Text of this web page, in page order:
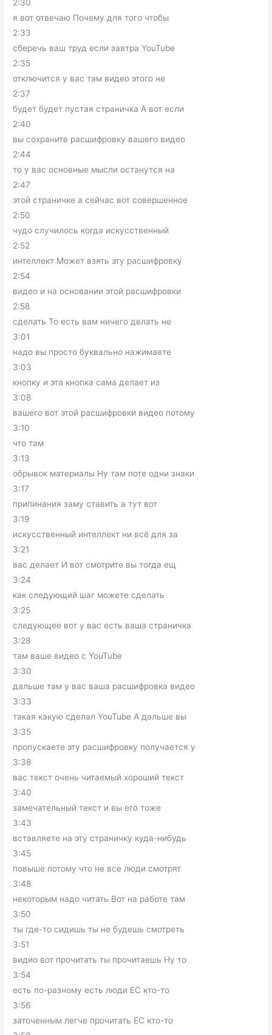
2:30
я вот отвечаю Почему для того чтобы
2:33
сберечь ваш труд если завтра YouTube
2:35
отключится у вас там видео этого не
2:37
будет будет пустая страничка А вот если
2:40
вы сохраните расшифровку вашего видео
2:44
то у вас основные мысли останутся на
2:47
этой страничке а сейчас вот совершенное
2:50
чудо случилось когда искусственный
2:52
интеллект Может взять эту расшифровку
2:54
видео и на основании этой расшифровки
2:58
сделать То есть вам ничего делать не
3:01
надо вы просто буквально нажимаете
3:03
кнопку и эта кнопка сама делает из
3:08
вашего вот этой расшифровки видео потому
3:10
что там
3:13
обрывок материалы Ну там поте одни знаки
3:17
припинания заму ставить а тут вот
3:19
искусственный интеллект ни всё для за
3:21
вас делает И вот смотрите вы тогда ещ
3:24
как следующий шаг можете сделать
3:25
следующее вот у вас есть ваша страничка
3:28
там ваше видео с YouTube
3:30
дальше там у вас ваша расшифровка видео
3:33
такая какую сделал YouTube А дальше вы
3:35
пропускаете эту расшифровку получается у
3:38
вас текст очень читаемый хороший текст
3:40
замечательный текст и вы его тоже
3:43
вставляете на эту страничку куда-нибудь
3:45
повыше потому что не все люди смотрят
3:48
некоторым надо читать Вот на работе там
3:50
ты где-то сидишь ты не будешь смотреть
3:51
видио вот прочитать ты прочитаешь Ну то
3:54
есть по-разному есть люди ЕС кто-то
3:56
заточенным легче прочитать ЕС кто-то